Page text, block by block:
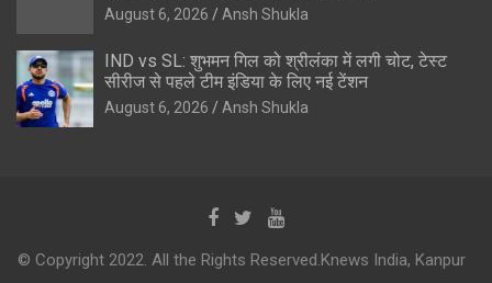
August 6, 2026 Ansh Shukla
IND vs SL: शुभमन गिल को श्रीलंका में लगी चोट, टेस्ट
सीरीज से पहले टीम इंडिया के लिए नई टेंशन
August 6, 2026 Ansh Shukla
© Copyright 2022. All the Rights Reserved.Knews India, Kanpur